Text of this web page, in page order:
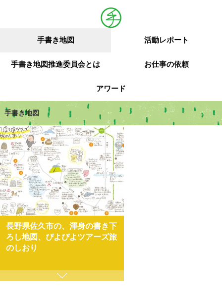
手書き地図 活動レポート
手書き地図推進委員会とは お仕事の依頼
アワード
手書き地図
長野県佐久市の、渾身の書き下
ろし地図、ぴよぴよツアーズ旅
のしおり